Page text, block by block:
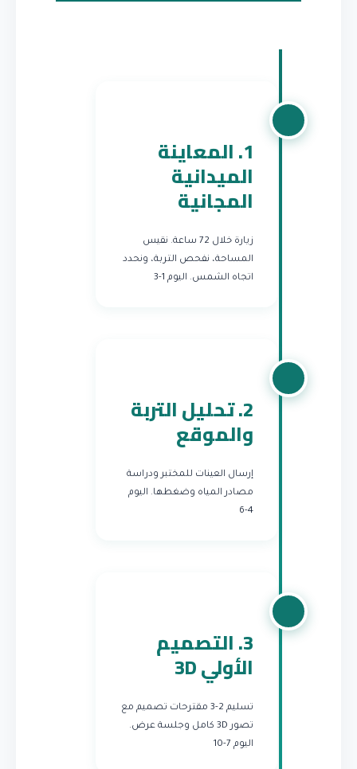
1. المعاينة
الميدانية
المجانية
زيارة خلال 72 ساعة. نقيس
المساحة، نفحص التربة، ونحدد
اتجاه الشمس. اليوم 1-3
2. تحليل التربة
والموقع
إرسال العينات للمختبر ودراسة
مصادر المياه وضغطها. اليوم
4-6
3. التصميم
الأولي 3D
تسليم 2-3 مقترحات تصميم مع
تصور 3D كامل وجلسة عرض.
اليوم 7-10